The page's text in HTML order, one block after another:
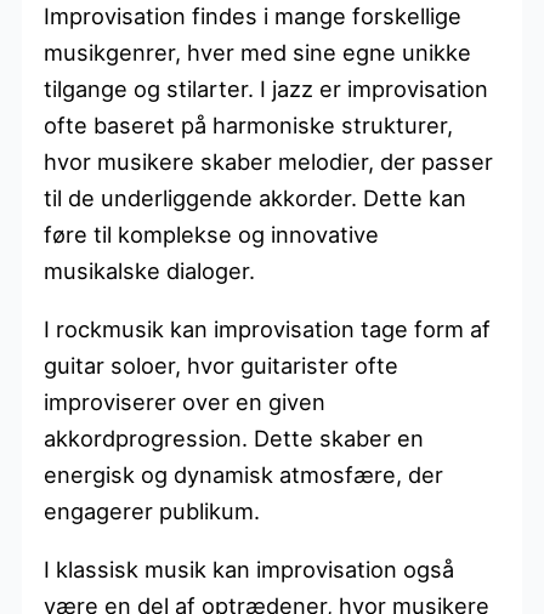
Improvisation findes i mange forskellige
musikgenrer, hver med sine egne unikke
tilgange og stilarter. I jazz er improvisation
ofte baseret på harmoniske strukturer,
hvor musikere skaber melodier, der passer
til de underliggende akkorder. Dette kan
føre til komplekse og innovative
musikalske dialoger.
I rockmusik kan improvisation tage form af
guitar soloer, hvor guitarister ofte
improviserer over en given
akkordprogression. Dette skaber en
energisk og dynamisk atmosfære, der
engagerer publikum.
I klassisk musik kan improvisation også
være en del af optrædener, hvor musikere